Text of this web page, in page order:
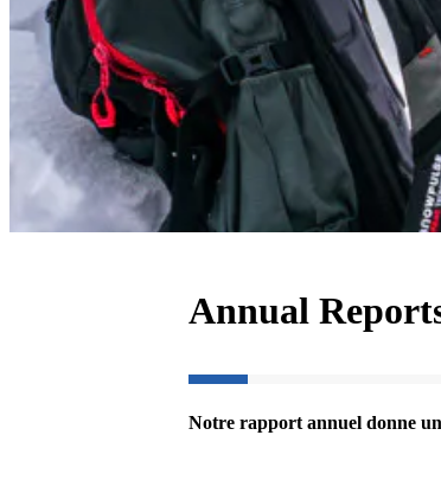
Annual
Notre rapport annuel donne